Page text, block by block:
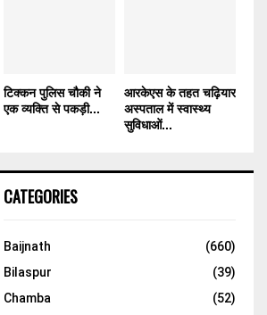
टिक्कन पुलिस चौकी ने
एक व्यक्ति से पकड़ी...
आरकेएस के तहत चढ़ियार
अस्पताल में स्वास्थ्य
सुविधाओं...
CATEGORIES
Baijnath
(660)
Bilaspur
(39)
Chamba
(52)